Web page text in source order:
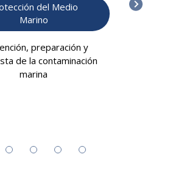
del Medio
Marino
preparación y
de la contaminación
marina